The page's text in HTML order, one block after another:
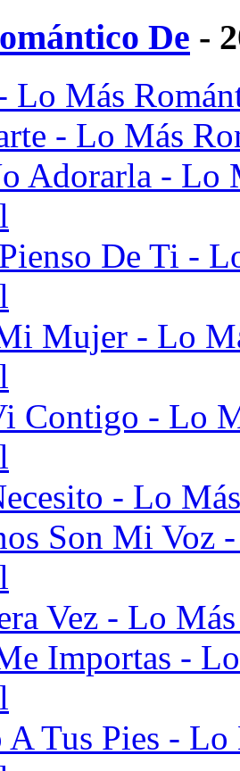
De -
Lo Más
- Lo Más
Adorarla - Lo
De Ti -
Mujer - Lo
Contigo - Lo
- Lo
Son Mi Voz
Vez - Lo
Importas -
A Tus Pies -